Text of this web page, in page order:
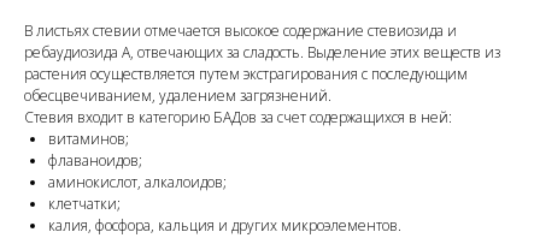
В листьях стевии отмечается высокое содержание стевиозида и
ребаудиозида А, отвечающих за сладость. Выделение этих веществ из
растения осуществляется путем экстрагирования с последующим
обесцвечиванием, удалением загрязнений.
Стевия входит в категорию БАДов за счет содержащихся в ней:
витаминов;
флаваноидов;
аминокислот, алкалоидов;
клетчатки;
калия, фосфора, кальция и других микроэлементов.